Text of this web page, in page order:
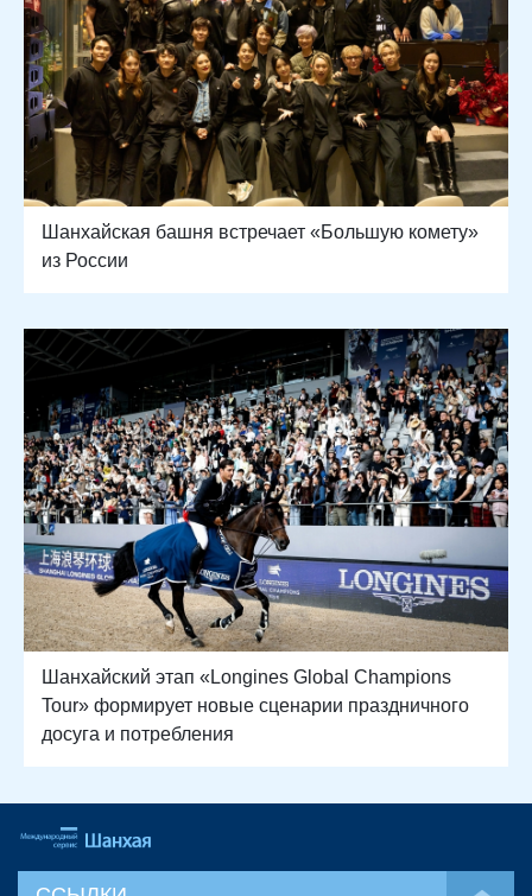
Шанхайская башня встречает «Большую комету»
из России
Шанхайский этап «Longines Global Champions
Tour» формирует новые сценарии праздничного
досуга и потребления